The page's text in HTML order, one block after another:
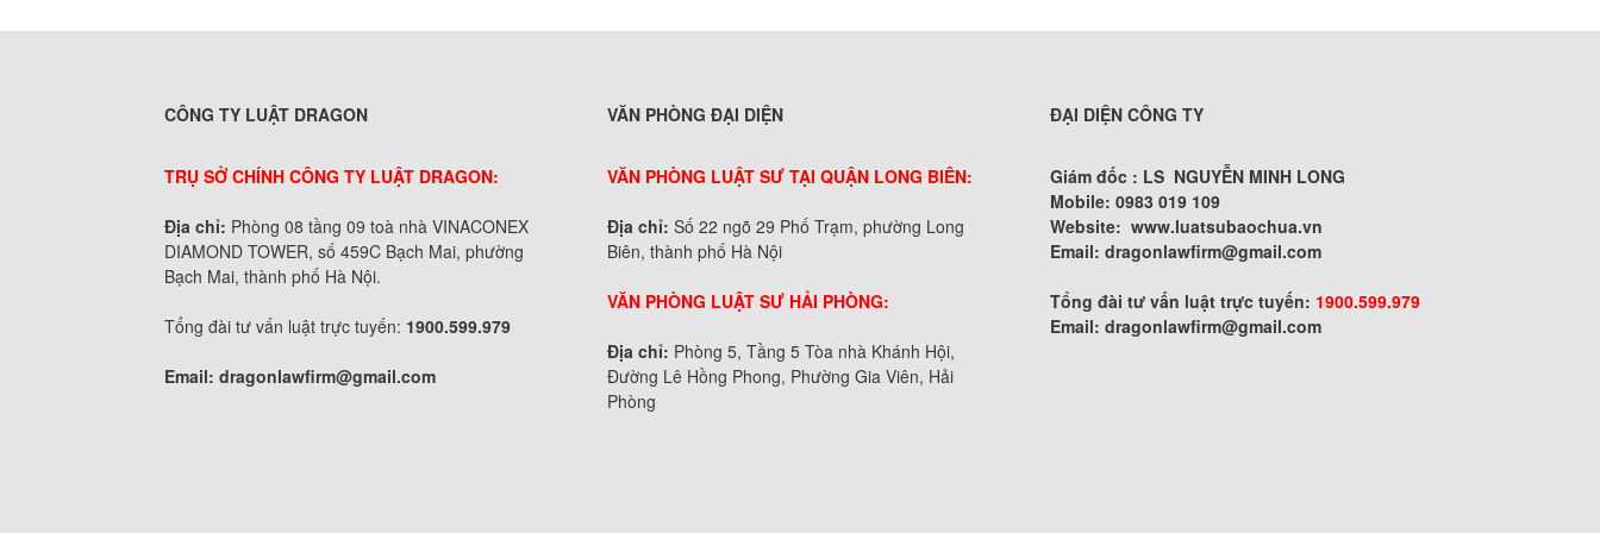
CÔNG TY LUẬT DRAGON
TRỤ SỞ CHÍNH CÔNG TY LUẬT DRAGON:
Địa chỉ: Phòng 08 tầng 09 toà nhà VINACONEX
DIAMOND TOWER, số 459C Bạch Mai, phường
Bạch Mai, thành phố Hà Nội.
Tổng đài tư vấn luật trực tuyến: 1900.599.979
Email: dragonlawfirm@gmail.com
VĂN PHÒNG ĐẠI DIỆN
VĂN PHÒNG LUẬT SƯ TẠI QUẬN LONG BIÊN:
Địa chỉ: Số 22 ngõ 29 Phố Trạm, phường Long
Biên, thành phố Hà Nội
VĂN PHÒNG LUẬT SƯ HẢI PHÒNG:
Địa chỉ: Phòng 5, Tầng 5 Tòa nhà Khánh Hội,
Đường Lê Hồng Phong, Phường Gia Viên, Hải
Phòng
ĐẠI DIỆN CÔNG TY
Giám đốc : LS NGUYỄN MINH LONG
Mobile: 0983 019 109
Website: www.luatsubaochua.vn
Email: dragonlawfirm@gmail.com
Tổng đài tư vấn luật trực tuyến: 1900.599.979
Email: dragonlawfirm@gmail.com